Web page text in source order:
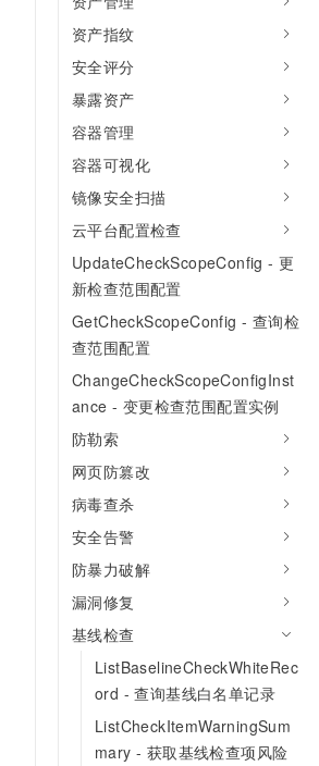
资产指纹
安全评分
暴露资产
容器管理
容器可视化
镜像安全扫描
云平台配置检查
UpdateCheckScopeConfig - 更
新检查范围配置
GetCheckScopeConfig - 查询检
查范围配置
ChangeCheckScopeConfigInst
ance - 变更检查范围配置实例
防勒索
网页防篡改
病毒查杀
安全告警
防暴力破解
漏洞修复
基线检查
ListBaselineCheckWhiteRec
ord - 查询基线白名单记录
ListCheckItemWarningSum
mary - 获取基线检查项风险
存储
网络与CDN
安全
数据库
大数据计算
媒体服务
企业服务与云通信
域名与网站
终端用户计算
开发工具
迁移与运维管理
专有云
现代化应用
安全
网络
可观测
上云与迁云
企业出海
政企业务